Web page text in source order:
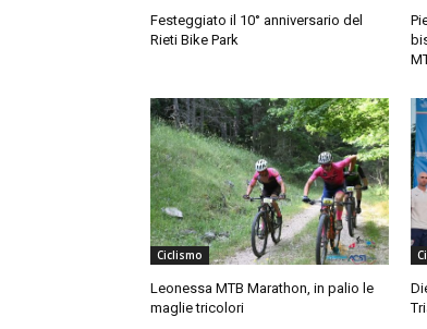
Festeggiato il 10° anniversario del
Rieti Bike Park
Ciclismo
Leonessa MTB Marathon, in palio le
maglie tricolori